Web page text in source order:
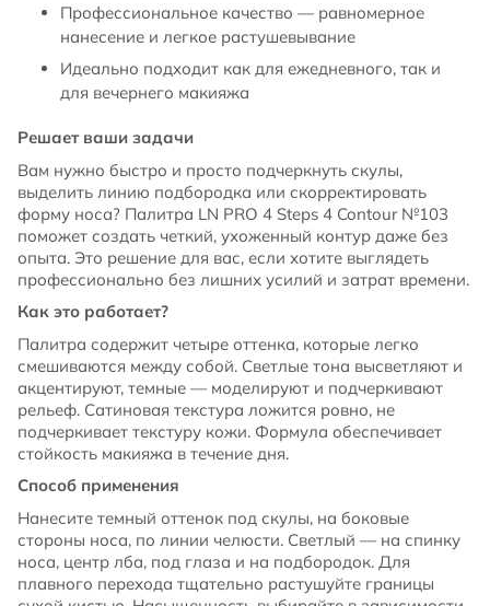
Профессиональное качество — равномерное
нанесение и легкое растушевывание
Идеально подходит как для ежедневного, так и
для вечернего макияжа
Решает ваши задачи
Вам нужно быстро и просто подчеркнуть скулы,
выделить линию подбородка или скорректировать
форму носа? Палитра LN PRO 4 Steps 4 Contour №103
поможет создать четкий, ухоженный контур даже без
опыта. Это решение для вас, если хотите выглядеть
профессионально без лишних усилий и затрат времени.
Как это работает?
Палитра содержит четыре оттенка, которые легко
смешиваются между собой. Светлые тона высветляют и
акцентируют, темные — моделируют и подчеркивают
рельеф. Сатиновая текстура ложится ровно, не
подчеркивает текстуру кожи. Формула обеспечивает
стойкость макияжа в течение дня.
Способ применения
Нанесите темный оттенок под скулы, на боковые
стороны носа, по линии челюсти. Светлый — на спинку
носа, центр лба, под глаза и на подбородок. Для
плавного перехода тщательно растушуйте границы